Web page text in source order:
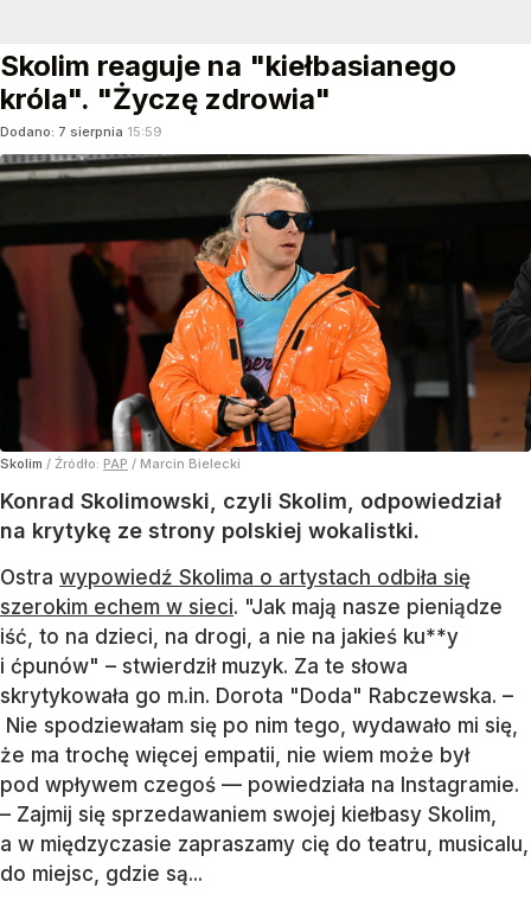
Skolim reaguje na "kiełbasianego
króla". "Życzę zdrowia"
Dodano: 7 sierpnia 15:59
Skolim / Źródło: PAP / Marcin Bielecki
Konrad Skolimowski, czyli Skolim, odpowiedział
na krytykę ze strony polskiej wokalistki.
Ostra wypowiedź Skolima o artystach odbiła się
szerokim echem w sieci. "Jak mają nasze pieniądze
iść, to na dzieci, na drogi, a nie na jakieś ku**y
i ćpunów" – stwierdził muzyk. Za te słowa
skrytykowała go m.in. Dorota "Doda" Rabczewska. –
Nie spodziewałam się po nim tego, wydawało mi się,
że ma trochę więcej empatii, nie wiem może był
pod wpływem czegoś — powiedziała na Instagramie.
– Zajmij się sprzedawaniem swojej kiełbasy Skolim,
a w międzyczasie zapraszamy cię do teatru, musicalu,
do miejsc, gdzie są...